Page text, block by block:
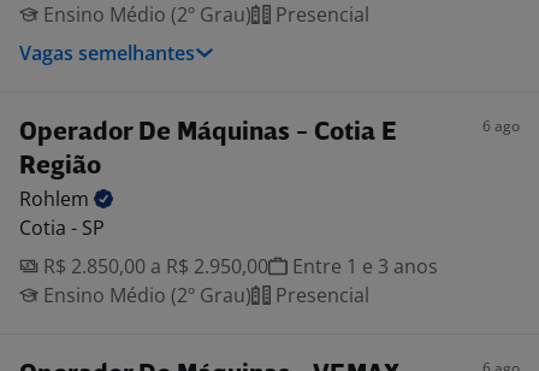
Ensino Médio (2º Grau)
Presencial
Vagas semelhantes
Operador De Máquinas - Cotia E
Região
6 ago
Rohlem
Cotia - SP
R$ 2.850,00 a R$ 2.950,00
Entre 1 e 3 anos
Ensino Médio (2º Grau)
Presencial